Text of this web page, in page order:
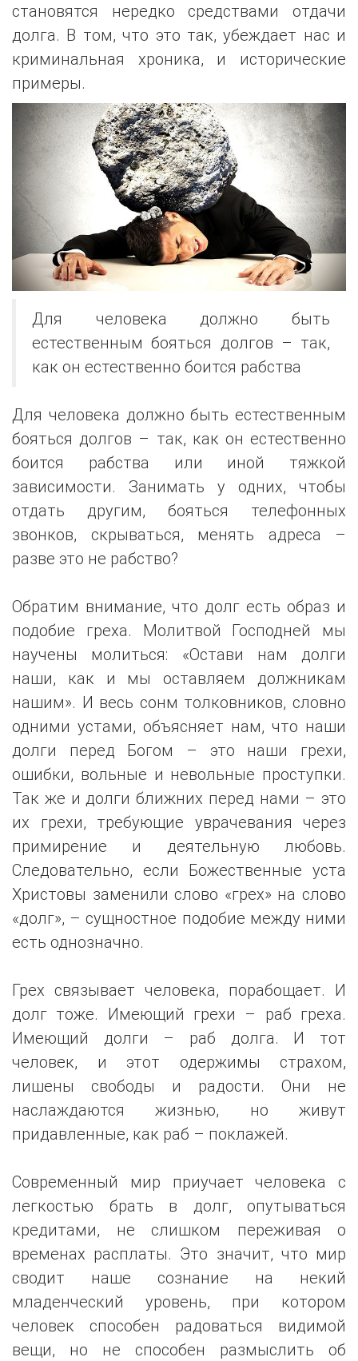
становятся нередко средствами отдачи
долга. В том, что это так, убеждает нас и
криминальная хроника, и исторические
примеры.
Для человека должно быть
естественным бояться долгов – так,
как он естественно боится рабства
Для человека должно быть естественным
бояться долгов – так, как он естественно
боится рабства или иной тяжкой
зависимости. Занимать у одних, чтобы
отдать другим, бояться телефонных
звонков, скрываться, менять адреса –
разве это не рабство?
Обратим внимание, что долг есть образ и
подобие греха. Молитвой Господней мы
научены молиться: «Остави нам долги
наши, как и мы оставляем должникам
нашим». И весь сонм толковников, словно
одними устами, объясняет нам, что наши
долги перед Богом – это наши грехи,
ошибки, вольные и невольные проступки.
Так же и долги ближних перед нами – это
их грехи, требующие уврачевания через
примирение и деятельную любовь.
Следовательно, если Божественные уста
Христовы заменили слово «грех» на слово
«долг», – сущностное подобие между ними
есть однозначно.
Грех связывает человека, порабощает. И
долг тоже. Имеющий грехи – раб греха.
Имеющий долги – раб долга. И тот
человек, и этот одержимы страхом,
лишены свободы и радости. Они не
наслаждаются жизнью, но живут
придавленные, как раб – поклажей.
Современный мир приучает человека с
легкостью брать в долг, опутываться
кредитами, не слишком переживая о
временах расплаты. Это значит, что мир
сводит наше сознание на некий
младенческий уровень, при котором
человек способен радоваться видимой
вещи, но не способен размыслить об